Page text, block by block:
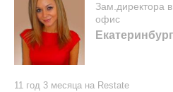
Зам.директора
офис
Екатеринбург
11 год 3 месяца на Restate